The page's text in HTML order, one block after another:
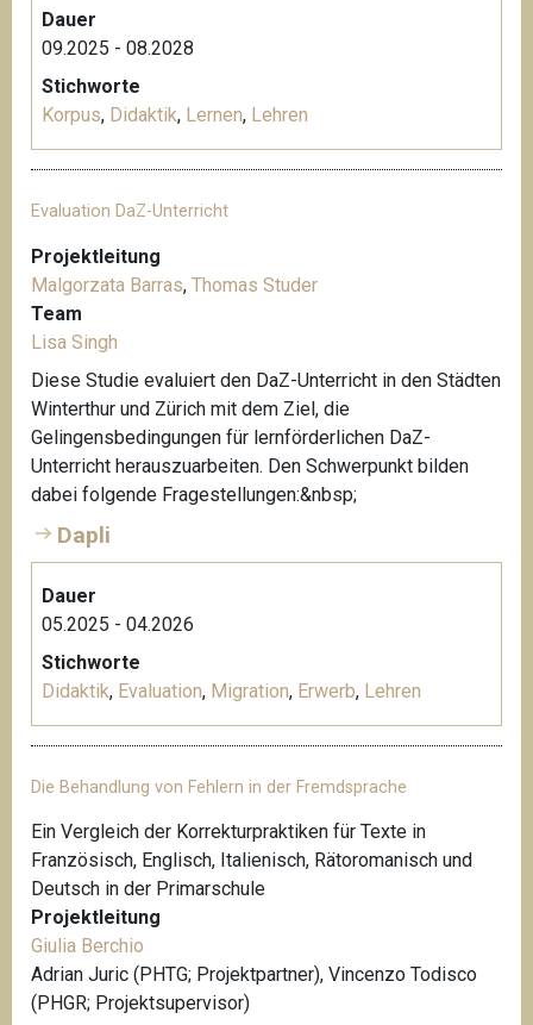
Dauer
09.2025 - 08.2028
Stichworte
Korpus, Didaktik, Lernen, Lehren
Evaluation DaZ-Unterricht
Projektleitung
Malgorzata Barras, Thomas Studer
Team
Lisa Singh
Diese Studie evaluiert den DaZ-Unterricht in den Städten
Winterthur und Zürich mit dem Ziel, die
Gelingensbedingungen für lernförderlichen DaZ-
Unterricht herauszuarbeiten. Den Schwerpunkt bilden
dabei folgende Fragestellungen:&nbsp;
Dapli
Dauer
05.2025 - 04.2026
Stichworte
Didaktik, Evaluation, Migration, Erwerb, Lehren
Die Behandlung von Fehlern in der Fremdsprache
Ein Vergleich der Korrekturpraktiken für Texte in
Französisch, Englisch, Italienisch, Rätoromanisch und
Deutsch in der Primarschule
Projektleitung
Giulia Berchio
Adrian Juric (PHTG; Projektpartner), Vincenzo Todisco
(PHGR; Projektsupervisor)